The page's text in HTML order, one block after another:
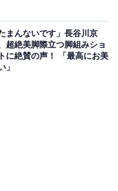
たまんないです」長谷川京
超絶美脚際立つ脚組みショ
に絶賛の声！ 「最高にお美
」